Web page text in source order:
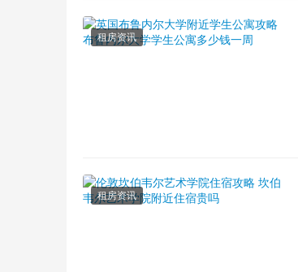
租房资讯
租房资讯